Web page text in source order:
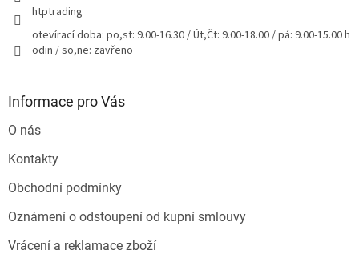
htptrading
otevírací doba: po,st: 9.00-16.30 / Út,Čt: 9.00-18.00 / pá: 9.00-15.00 h
odin / so,ne: zavřeno
Informace pro Vás
O nás
Kontakty
Obchodní podmínky
Oznámení o odstoupení od kupní smlouvy
Vrácení a reklamace zboží